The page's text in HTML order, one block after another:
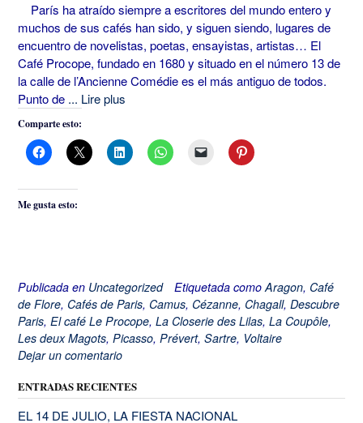
París ha atraído siempre a escritores del mundo entero y
muchos de sus cafés han sido, y siguen siendo, lugares de
encuentro de novelistas, poetas, ensayistas, artistas… El
Café Procope, fundado en 1680 y situado en el número 13 de
la calle de l’Ancienne Comédie es el más antiguo de todos.
Punto de ... Lire plus
Comparte esto:
Me gusta esto:
Publicada en Uncategorized Etiquetada comoAragon, Café
de Flore, Cafés de Paris, Camus, Cézanne, Chagall, Descubre
Paris, El café Le Procope, La Closerie des Lilas, La Coupôle,
Les deux Magots, Picasso, Prévert, Sartre, Voltaire
Dejar un comentario
ENTRADAS RECIENTES
EL 14 DE JULIO, LA FIESTA NACIONAL